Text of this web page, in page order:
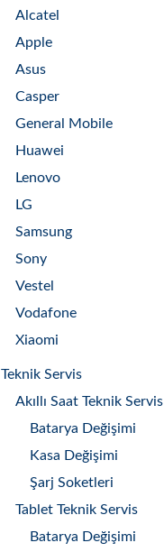
Alcatel
Apple
Asus
Casper
General Mobile
Huawei
Lenovo
LG
Samsung
Sony
Vestel
Vodafone
Xiaomi
Teknik Servis
Akıllı Saat Teknik Servis
Batarya Değişimi
Kasa Değişimi
Şarj Soketleri
Tablet Teknik Servis
Batarya Değişimi